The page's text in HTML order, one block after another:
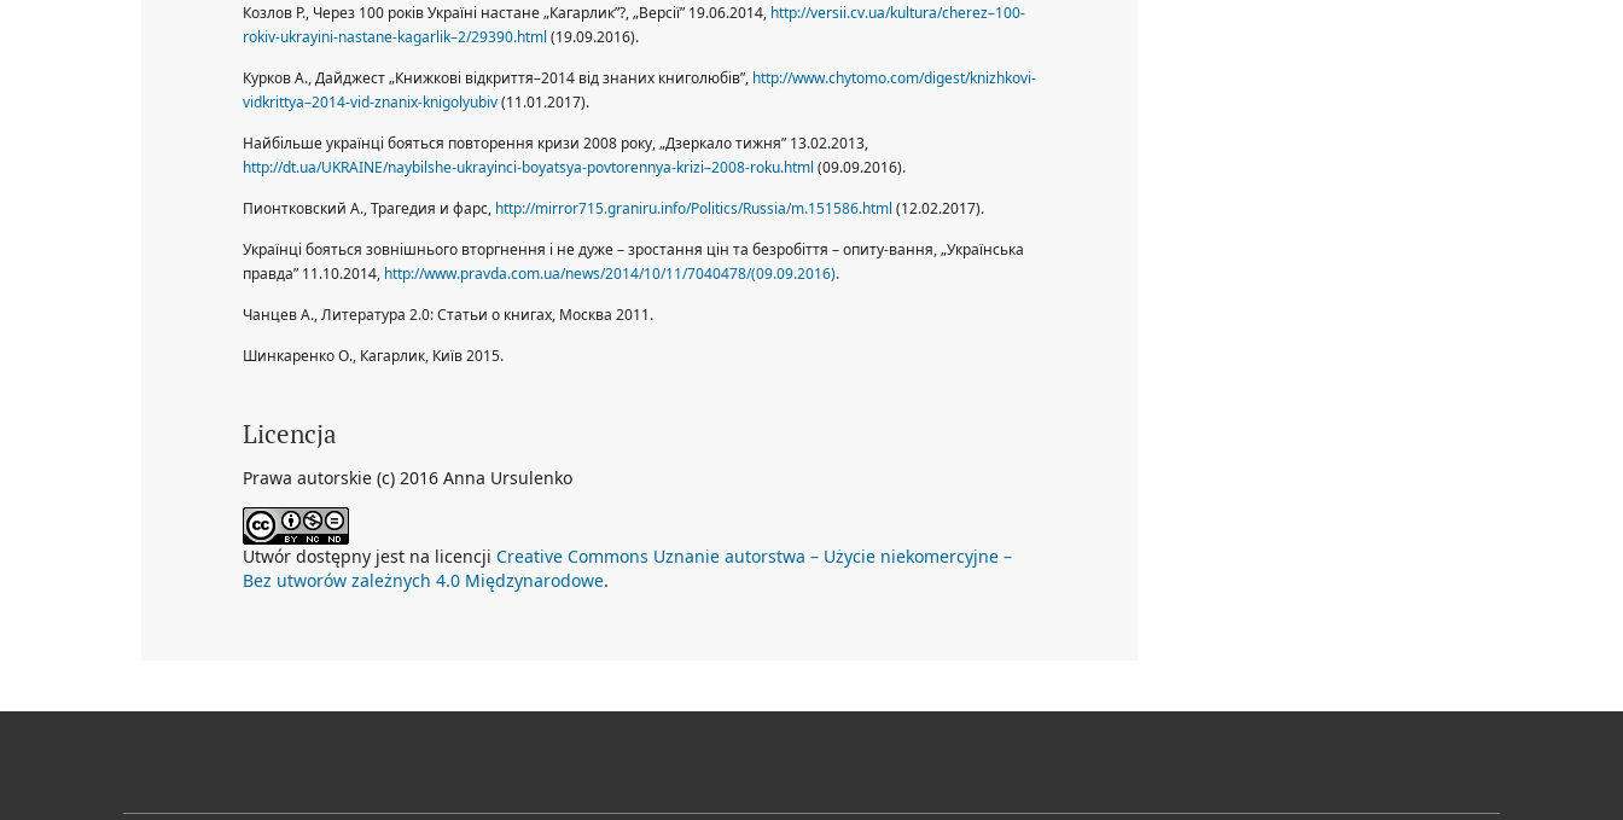
Козлов P., Через 100 років Україні настане „Кагарлик”?, „Версії” 19.06.2014, http://versii.cv.ua/kultura/cherez–100-
rokiv-ukrayini-nastane-kagarlik–2/29390.html (19.09.2016).
Курков A., Дайджест „Книжкові відкриття–2014 від знаних книголюбів”, http://www.chytomo.com/digest/knizhkovi-
vidkrittya–2014-vid-znanix-knigolyubiv(11.01.2017).
Найбільше українці бояться повторення кризи 2008 року, „Дзеркало тижня” 13.02.2013,
http://dt.ua/UKRAINE/naybilshe-ukrayinci-boyatsya-povtorennya-krizi–2008-roku.html (09.09.2016).
Пионтковский A., Трагедия и фарс, http://mirror715.graniru.info/Politics/Russia/m.151586.html (12.02.2017).
Українці бояться зовнішнього вторгнення і не дуже – зростання цін та безробіття – опиту-вання, „Українська
правда” 11.10.2014, http://www.pravda.com.ua/news/2014/10/11/7040478/(09.09.2016).
Чанцев A., Литература 2.0: Статьи о книгах, Москва 2011.
Шинкаренко О., Кагарлик, Київ 2015.
Licencja
Prawa autorskie (c) 2016 Anna Ursulenko
Utwór dostępny jest na licencji Creative Commons Uznanie autorstwa – Użycie niekomercyjne –
Bez utworów zależnych 4.0 Międzynarodowe.